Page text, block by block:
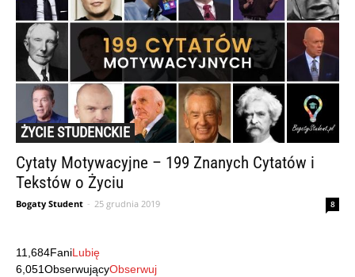
ŻYCIE STUDENCKIE
Cytaty Motywacyjne – 199 Znanych Cytatów i
Tekstów o Życiu
Bogaty Student - 25 grudnia 2019 8
11,684FaniLubię
6,051ObserwującyObserwuj